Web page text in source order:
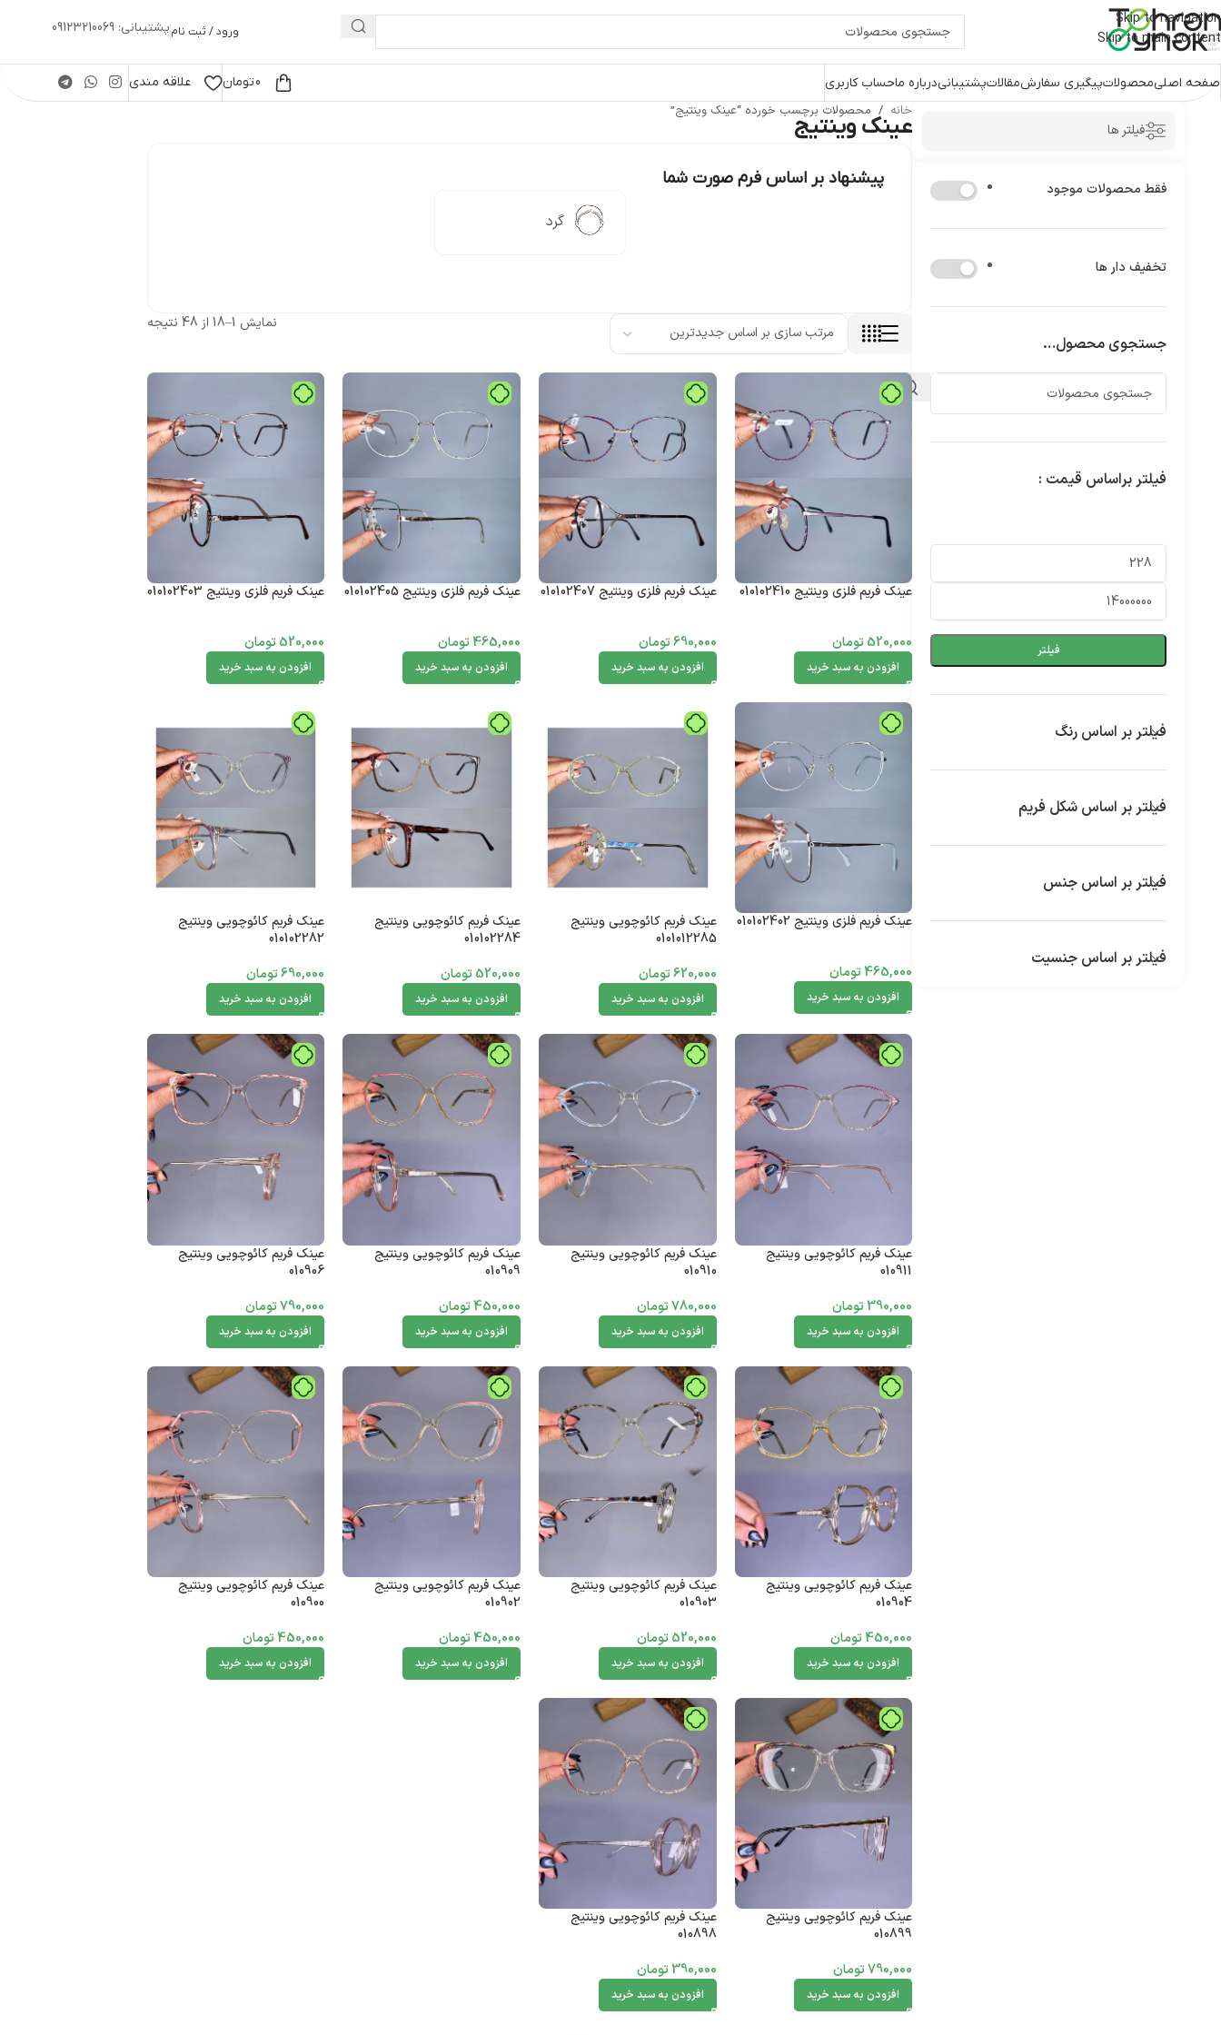
Skip to navigation
Skip to main content
ورود / ثبت نامپشتیبانی: 09123210069
صفحه اصلیمحصولاتپیگیری سفارشمقالاتپشتیبانیدرباره ماحساب کاربری 0تومان علاقه مندی
فیلتر ها
فقط محصولات موجود
تخفیف دار ها
جستجوی محصول…
فیلتر براساس قیمت :
فیلتر
فیلتر بر اساس رنگ
فیلتر بر اساس شکل فریم
فیلتر بر اساس جنس
فیلتر بر اساس جنسیت
خانه / محصولات برچسب خورده “عینک وینتیج”
عینک وینتیج
پیشنهاد بر اساس فرم صورت شما
گرد
نمایش 1–18 از 48 نتیجه
عینک فریم فلزی وینتیج 010102410
520,000تومان
افزودن به سبد خرید
عینک فریم فلزی وینتیج 010102407
690,000تومان
افزودن به سبد خرید
عینک فریم فلزی وینتیج 010102405
465,000تومان
افزودن به سبد خرید
عینک فریم فلزی وینتیج 010102403
520,000تومان
افزودن به سبد خرید
عینک فریم فلزی وینتیج 010102402
465,000تومان
افزودن به سبد خرید
عینک فریم کائوچویی وینتیج
0101012285
620,000تومان
افزودن به سبد خرید
عینک فریم کائوچویی وینتیج
010102284
520,000تومان
افزودن به سبد خرید
عینک فریم کائوچویی وینتیج
010102282
690,000تومان
افزودن به سبد خرید
عینک فریم کائوچویی وینتیج
010911
390,000تومان
افزودن به سبد خرید
عینک فریم کائوچویی وینتیج
010910
780,000تومان
افزودن به سبد خرید
عینک فریم کائوچویی وینتیج
010909
450,000تومان
افزودن به سبد خرید
عینک فریم کائوچویی وینتیج
010906
790,000تومان
افزودن به سبد خرید
عینک فریم کائوچویی وینتیج
010904
450,000تومان
افزودن به سبد خرید
عینک فریم کائوچویی وینتیج
010903
520,000 تومان
افزودن به سبد خرید
عینک فریم کائوچویی وینتیج
010902
450,000تومان
افزودن به سبد خرید
عینک فریم کائوچویی وینتیج
010900
450,000تومان
افزودن به سبد خرید
عینک فریم کائوچویی وینتیج
010899
790,000تومان
افزودن به سبد خرید
عینک فریم کائوچویی وینتیج
010898
390,000 تومان
افزودن به سبد خرید